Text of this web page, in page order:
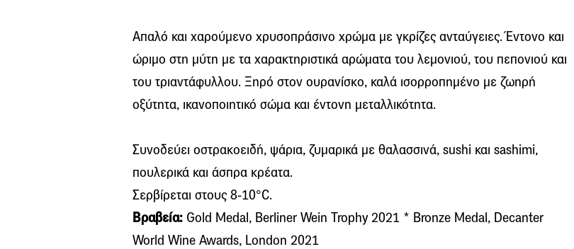
Απαλό και χαρούμενο χρυσοπράσινο χρώμα με γκρίζες ανταύγειες. Έντονο και
ώριμο στη μύτη με τα χαρακτηριστικά αρώματα του λεμονιού, του πεπονιού και
του τριαντάφυλλου. Ξηρό στον ουρανίσκο, καλά ισορροπημένο με ζωηρή
οξύτητα, ικανοποιητικό σώμα και έντονη μεταλλικότητα.
Συνοδεύει οστρακοειδή, ψάρια, ζυμαρικά με θαλασσινά, sushi και sashimi,
πουλερικά και άσπρα κρέατα.
Σερβίρεται στους 8-10°C.
Βραβεία: Gold Medal, Berliner Wein Trophy 2021 * Bronze Medal, Decanter
World Wine Awards, London 2021